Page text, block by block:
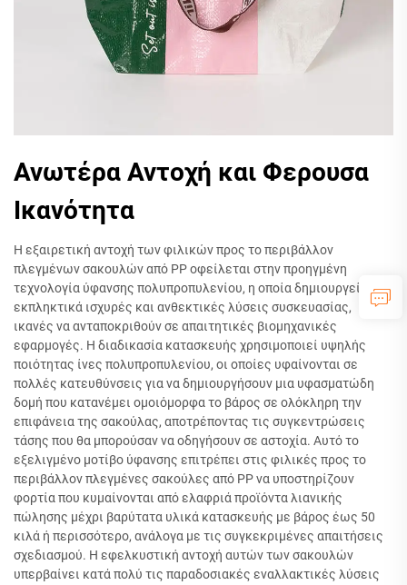
Ανωτέρα Αντοχή και Φερουσα
Ικανότητα
Η εξαιρετική αντοχή των φιλικών προς το περιβάλλον
πλεγμένων σακουλών από PP οφείλεται στην προηγμένη
τεχνολογία ύφανσης πολυπροπυλενίου, η οποία δημιουργεί
εκπληκτικά ισχυρές και ανθεκτικές λύσεις συσκευασίας,
ικανές να ανταποκριθούν σε απαιτητικές βιομηχανικές
εφαρμογές. Η διαδικασία κατασκευής χρησιμοποιεί υψηλής
ποιότητας ίνες πολυπροπυλενίου, οι οποίες υφαίνονται σε
πολλές κατευθύνσεις για να δημιουργήσουν μια υφασματώδη
δομή που κατανέμει ομοιόμορφα το βάρος σε ολόκληρη την
επιφάνεια της σακούλας, αποτρέποντας τις συγκεντρώσεις
τάσης που θα μπορούσαν να οδηγήσουν σε αστοχία. Αυτό το
εξελιγμένο μοτίβο ύφανσης επιτρέπει στις φιλικές προς το
περιβάλλον πλεγμένες σακούλες από PP να υποστηρίζουν
φορτία που κυμαίνονται από ελαφριά προϊόντα λιανικής
πώλησης μέχρι βαρύτατα υλικά κατασκευής με βάρος έως 50
κιλά ή περισσότερο, ανάλογα με τις συγκεκριμένες απαιτήσεις
σχεδιασμού. Η εφελκυστική αντοχή αυτών των σακουλών
υπερβαίνει κατά πολύ τις παραδοσιακές εναλλακτικές λύσεις